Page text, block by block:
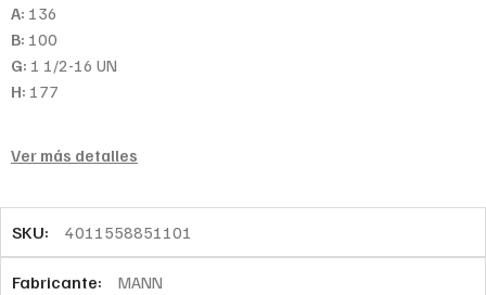
A: 136
B: 100
G: 1 1/2-16 UN
H: 177
Ver más detalles
SKU: 4011558851101
Fabricante: MANN